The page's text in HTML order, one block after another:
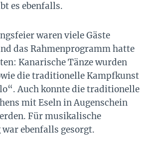
es ebenfalls.
waren viele Gäste
das Rahmenprogramm hatte
Kanarische Tänze wurden
die traditionelle Kampfkunst
Auch konnte die traditionelle
mit Eseln in Augenschein
Für musikalische
ebenfalls gesorgt.